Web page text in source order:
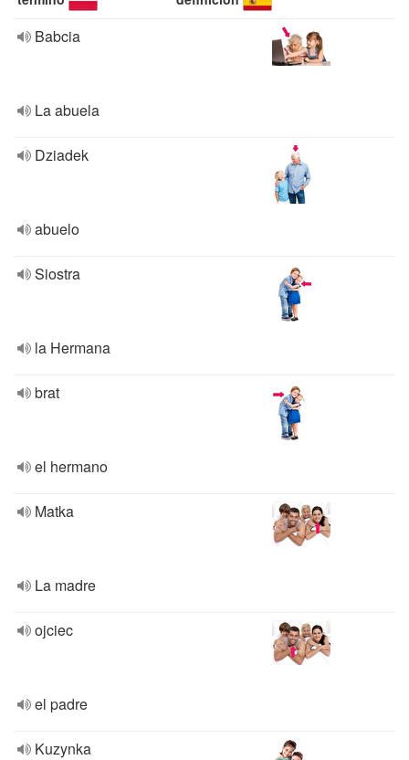
Babcia
La abuela
Dziadek
abuelo
Siostra
la Hermana
brat
el hermano
Matka
La madre
ojciec
el padre
Kuzynka